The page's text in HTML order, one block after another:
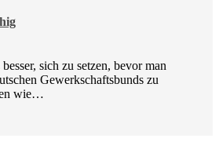
sich zu setzen, bevor man
Gewerkschaftsbunds zu
wie…